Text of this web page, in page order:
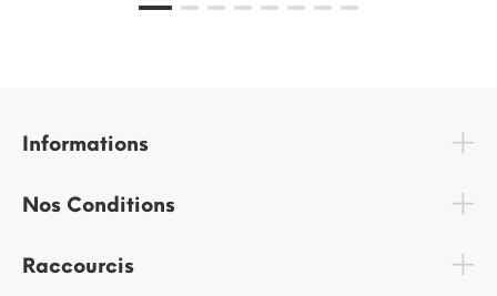
Informations
Nos Conditions
Raccourcis